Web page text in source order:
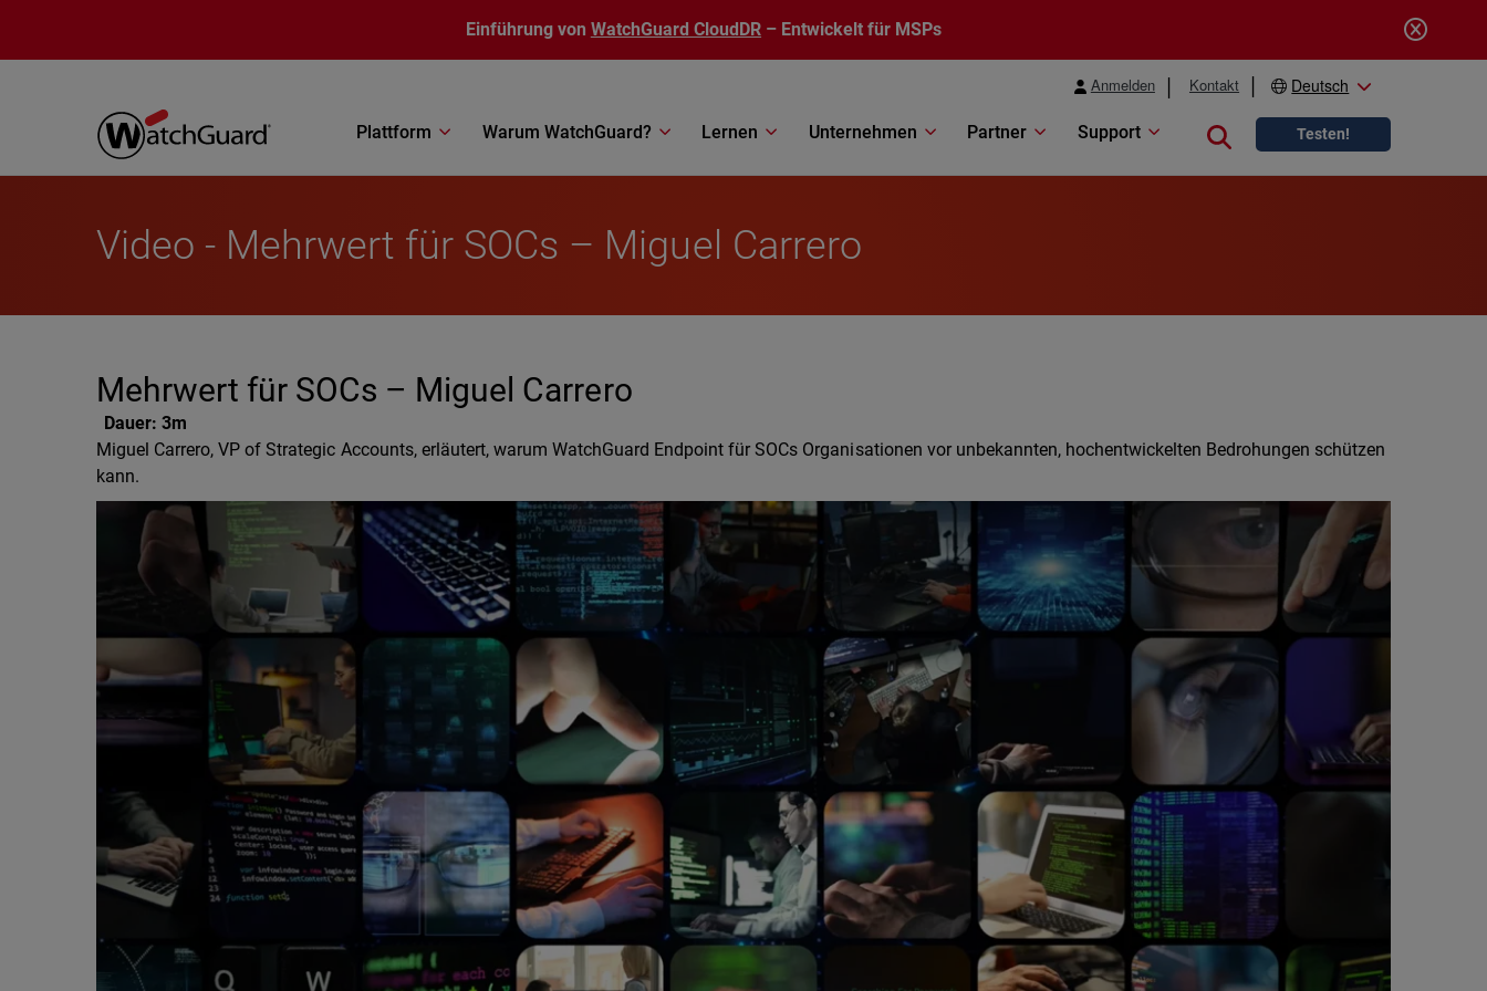
Einführung von WatchGuard CloudDR – Entwickelt für MSPs
Anmelden Kontakt Deutsch
Plattform Warum WatchGuard? Lernen Unternehmen Partner Support Close search
Testen!
Video - Mehrwert für SOCs – Miguel Carrero
Mehrwert für SOCs – Miguel Carrero
Dauer: 3m
Miguel Carrero, VP of Strategic Accounts, erläutert, warum WatchGuard Endpoint für SOCs Organisationen vor unbekannten, hochentwickelten Bedrohungen schützen
kann.